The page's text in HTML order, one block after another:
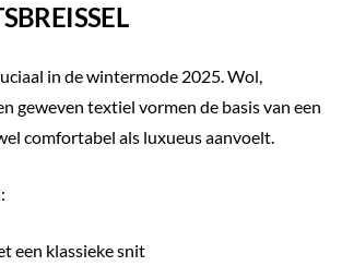
in de wintermode 2025. Wol,
geweven textiel vormen de basis van een
comfortabel als luxueus aanvoelt.
een klassieke snit